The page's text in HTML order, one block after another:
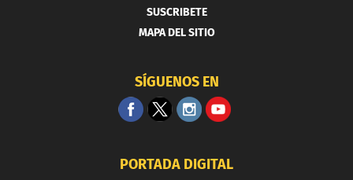
SUSCRIBETE
MAPA DEL SITIO
SÍGUENOS EN
PORTADA DIGITAL